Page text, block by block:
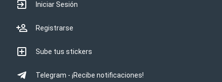
Iniciar Sesión
Registrarse
Sube tus stickers
Telegram - ¡Recibe notificaciones!